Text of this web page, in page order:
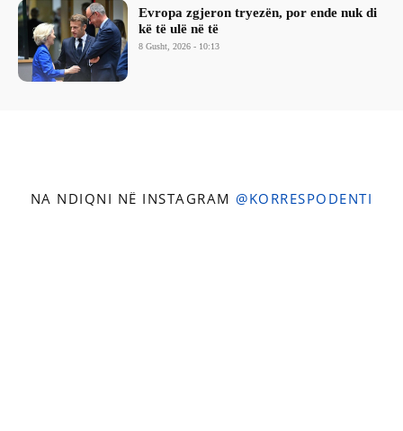
Evropa zgjeron tryezën, por ende nuk di
kë të ulë në të
8 Gusht, 2026 - 10:13
NA NDIQNI NË INSTAGRAM @KORRESPODENTI